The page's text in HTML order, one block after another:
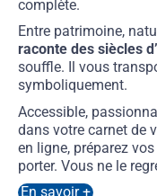
complète.
Entre patrimoine,
raconte des siècles
souffle. Il vous
symboliquement.
Accessible,
dans votre carnet de
en ligne, préparez
porter. Vous ne le
En savoir +